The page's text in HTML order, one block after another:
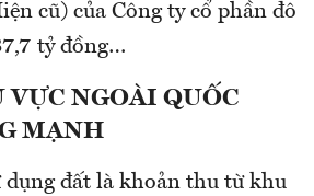
cũ) của Công ty cổ phần đô
tỷ đồng…
NGOÀI QUỐC
MẠNH
dụng đất là khoản thu từ khu